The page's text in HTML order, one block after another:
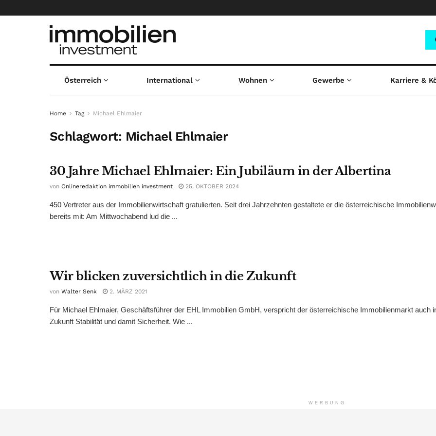
Österreich International Wohnen Gewerbe Karriere &
Home Tag Michael Ehlmaier
Schlagwort: Michael Ehlmaier
30 Jahre Michael Ehlmaier: Ein Jubiläum in der Albertina
von Onlineredaktion immobilien investment 25. OKTOBER 2024
450 Vertreter aus der Immobilienwirtschaft gratulierten. Seit drei Jahrzehnten gestaltete er die österreichische
bereits mit: Am Mittwochabend lud die ...
Wir blicken zuversichtlich in die Zukunft
von Walter Senk 2. MÄRZ 2021
Für Michael Ehlmaier, Geschäftsführer der EHL Immobilien GmbH, verspricht der österreichische Immobilienmarkt auch
Zukunft Stabilität und damit Sicherheit. Wie ...
WERBUNG